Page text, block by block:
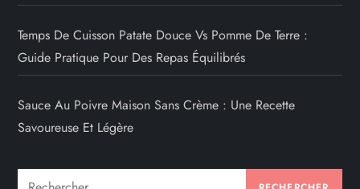
Temps De Cuisson Patate Douce Vs Pomme De Terre :
Guide Pratique Pour Des Repas Équilibrés
Sauce Au Poivre Maison Sans Crème : Une Recette
Savoureuse Et Légère
Rechercher :